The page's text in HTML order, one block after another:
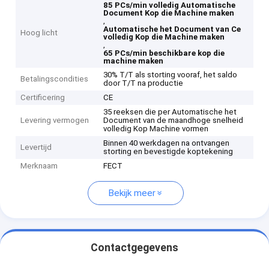
Hoog licht
85 PCs/min volledig Automatische
Document Kop die Machine maken
,
Automatische het Document van Ce
volledig Kop die Machine maken
,
65 PCs/min beschikbare kop die
machine maken
Betalingscondities
30% T/T als storting vooraf, het saldo
door T/T na productie
Certificering
CE
Levering vermogen
35 reeksen die per Automatische het
Document van de maandhoge snelheid
volledig Kop Machine vormen
Levertijd
Binnen 40 werkdagen na ontvangen
storting en bevestigde koptekening
Merknaam
FECT
Bekijk meer
Contactgegevens